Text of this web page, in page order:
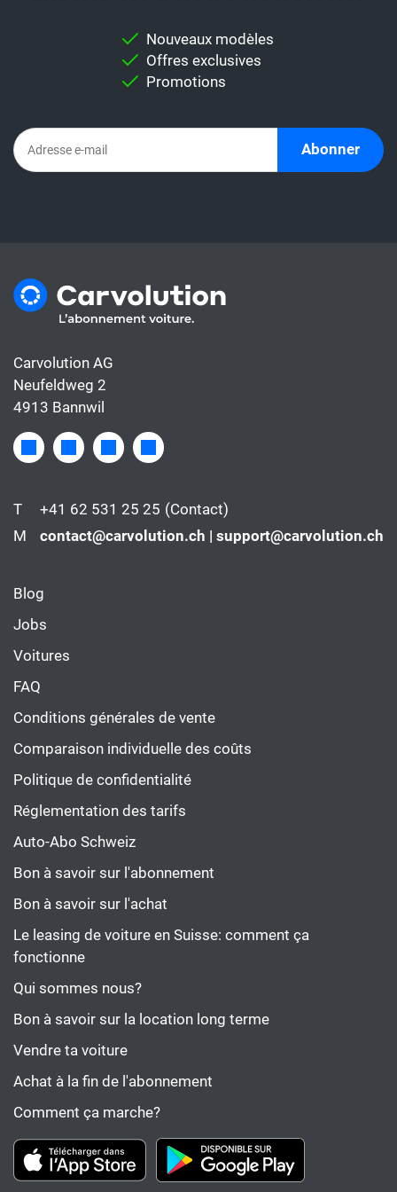
comparaison individuelle.
Important:Ne comparez jamais
abonnement automobile. En effet,
l'abonnement comprend déjà tous les coûts
de la voiture, alors que le taux de leasing ne
Nouveaux modèles
Offres exclusives
Promotions
Abonner
Carvolution AG
Neufeldweg 2
4913 Bannwil
T +41 62 531 25 25 (Contact)
M
contact@carvolution.ch | support@carvolution.ch
Blog
Jobs
Voitures
FAQ
Conditions générales de vente
Comparaison individuelle des coûts
Politique de confidentialité
Réglementation des tarifs
Auto-Abo Schweiz
Bon à savoir sur l'abonnement
Bon à savoir sur l'achat
Le leasing de voiture en Suisse: comment ça
fonctionne
Qui sommes nous?
Bon à savoir sur la location long terme
Vendre ta voiture
Achat à la fin de l'abonnement
Comment ça marche?